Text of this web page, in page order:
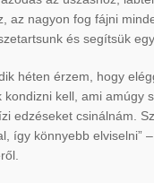
az nagyon fog fájni
és segítsük
héten érzem, hogy
kell, ami amúgy
edzéseket csinálnám.
így könnyebb elviselni”